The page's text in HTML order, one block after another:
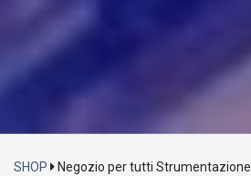
SHOP Negozio per tutti Strumentazione